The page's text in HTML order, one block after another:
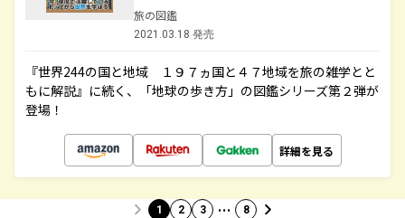
旅の図鑑
2021.03.18 発売
『世界244の国と地域 １９７ヵ国と４７地域を旅の雑学とと
もに解説』に続く、「地球の歩き方」の図鑑シリーズ第２弾が
登場！
詳細を見る
1 2 3 … 8